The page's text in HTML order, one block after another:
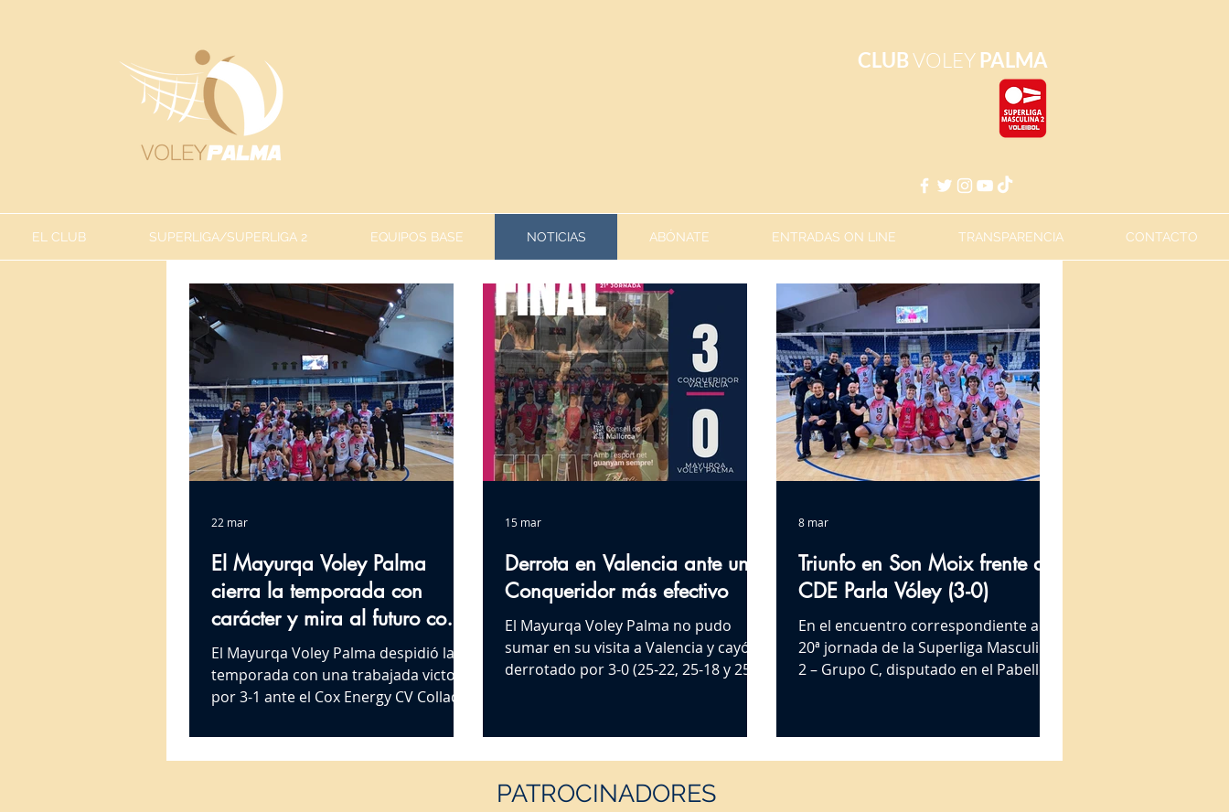
CLUBVOLEY PALMA
EL CLUB SUPERLIGA/SUPERLIGA 2 EQUIPOS BASE NOTICIAS ABÓNATE ENTRADAS ON LINE TRANSPARENCIA CONTACTO
El Mayurqa Voley Palma
cierra la temporada con
carácter y mira al futuro con
ambición
El Mayurqa Voley Palma despidió la
temporada con una trabajada victoria
por 3-1 ante el Cox Energy CV Collado
que evidenció la capacidad de
reacción y la madurez competitiva del
22 mar
Derrota en Valencia ante un
Conqueridor más efectivo
El Mayurqa Voley Palma no pudo
sumar en su visita a Valencia y cayó
derrotado por 3-0 (25-22, 25-18 y 25-
jornada 21 de la Superliga 2
masculina. El conjunto local mostró
mayor solidez durante todo el partido
ante unos mallorquines que, pese a
15 mar
Triunfo en Son Moix frente al
CDE Parla Vóley (3-0)
En el encuentro correspondiente a la
20ª jornada de la Superliga Masculina
2 – Grupo C, disputado en el Pabellón
21) al CDE Parla Vóley, actual colista
de la clasificación. El partido comenzó
8 mar
PATROCINADORES